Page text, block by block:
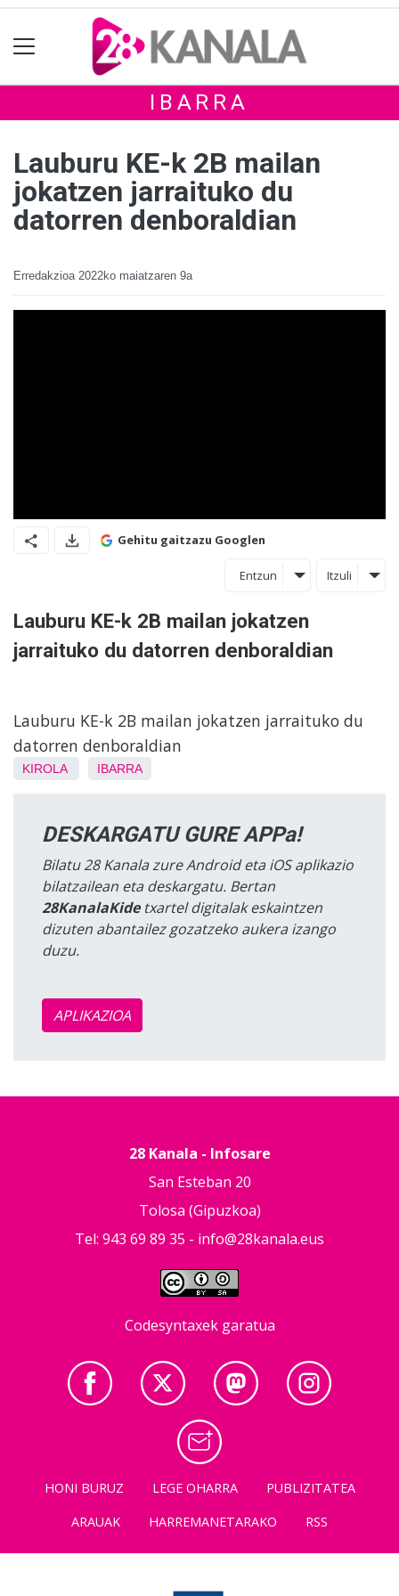
IBARRA
Lauburu KE-k 2B mailan
jokatzen jarraituko du
datorren denboraldian
Erredakzioa 2022ko maiatzaren 9a
Gehitu gaitzazu Googlen
Entzun Itzuli
Lauburu KE-k 2B mailan jokatzen
jarraituko du datorren denboraldian
Lauburu KE-k 2B mailan jokatzen jarraituko du
datorren denboraldian
KIROLA IBARRA
DESKARGATU GURE APPa!
Bilatu 28 Kanala zure Android eta iOS aplikazio
bilatzailean eta deskargatu. Bertan
28KanalaKidetxartel digitalak eskaintzen
dizuten abantailez gozatzeko aukera izango
duzu.
APLIKAZIOA
28 Kanala - Infosare
San Esteban 20
Tolosa (Gipuzkoa)
Tel: 943 69 89 35 - info@28kanala.eus
Codesyntaxek garatua
HONI BURUZ LEGE OHARRA
PUBLIZITATEA
ARAUAK
HARREMANETARAKO RSS